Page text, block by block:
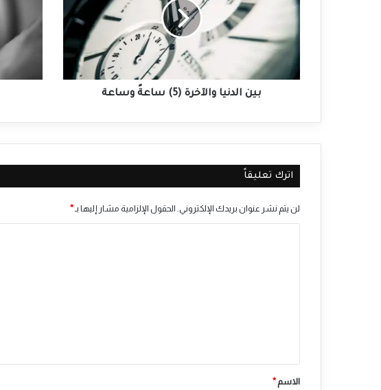
(5)
وساعة
بين الدنيا والآخرة (5) ساعةً وساعة
عرفتَ
فَالْزَمْ
اترك تعليقاً
لن يتم نشر عنوان بريدك الإلكتروني. الحقول الإلزامية مشار إليها بـ*
*
الاسم *